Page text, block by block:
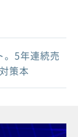
。5年連続売
策本